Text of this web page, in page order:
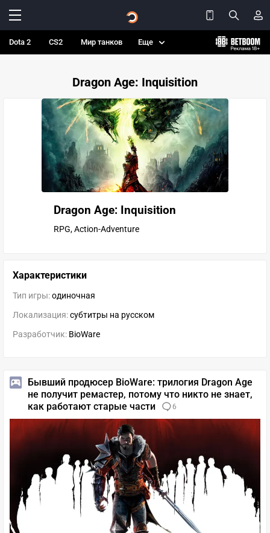
Dota 2 CS2 Мир танков Еще
Dragon Age: Inquisition
Dragon Age: Inquisition
RPG, Action-Adventure
Характеристики
Тип игры:одиночная
Локализация:субтитры на русском
Разработчик: BioWare
Бывший продюсер BioWare: трилогия Dragon Age
не получит ремастер, потому что никто не знает,
как работают старые части
6